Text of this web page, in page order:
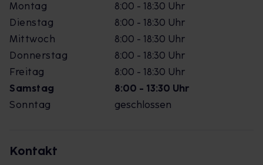
Montag
8:00 - 18:30 Uhr
Dienstag
8:00 - 18:30 Uhr
Mittwoch
8:00 - 18:30 Uhr
Donnerstag
8:00 - 18:30 Uhr
Freitag
8:00 - 18:30 Uhr
Samstag
8:00 - 13:30 Uhr
Sonntag
geschlossen
Kontakt